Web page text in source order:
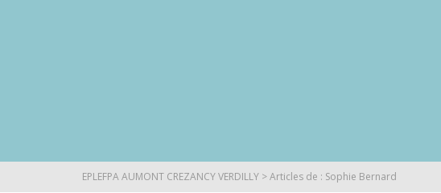
EPLEFPA AUMONT CREZANCY VERDILLY >Articles de : Sophie Bernard